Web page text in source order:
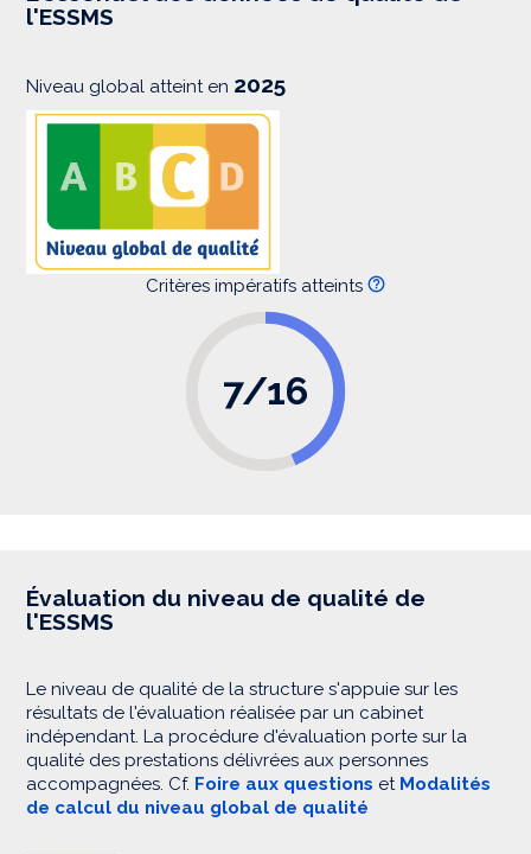
i
l'ESSMS
Niveau global atteint en 2025
Critères impératifs atteints
7/16
Évaluation du niveau de qualité de
l'ESSMS
Le niveau de qualité de la structure s'appuie sur les
résultats de l'évaluation réalisée par un cabinet
indépendant. La procédure d'évaluation porte sur la
qualité des prestations délivrées aux personnes
accompagnées. Cf. Foire aux questions et Modalités
de calcul du niveau global de qualité